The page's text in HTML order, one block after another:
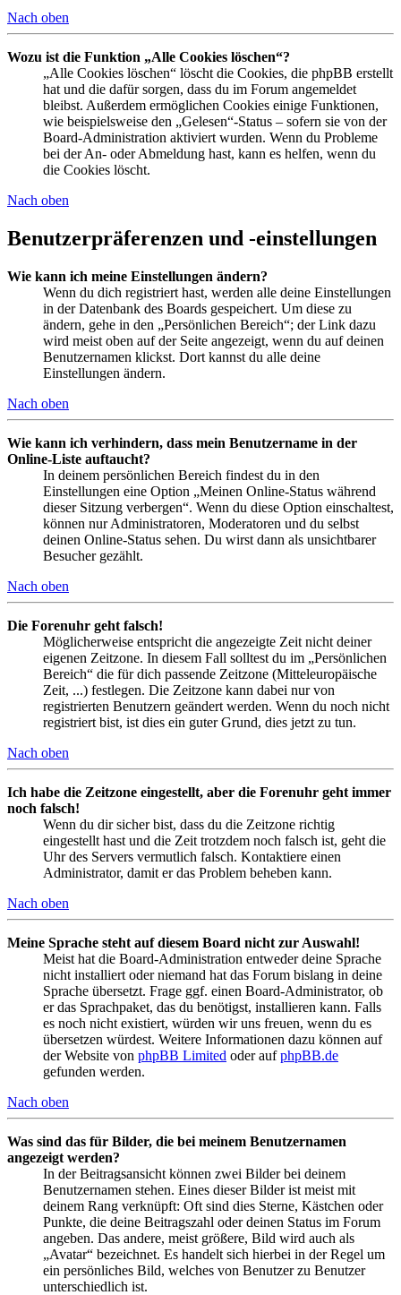
Nach oben
Wozu ist die Funktion „Alle Cookies löschen“?
„Alle Cookies löschen“ löscht die Cookies, die phpBB erstellt
hat und die dafür sorgen, dass du im Forum angemeldet
bleibst. Außerdem ermöglichen Cookies einige Funktionen,
wie beispielsweise den „Gelesen“-Status – sofern sie von der
Board-Administration aktiviert wurden. Wenn du Probleme
bei der An- oder Abmeldung hast, kann es helfen, wenn du
die Cookies löscht.
Nach oben
Benutzerpräferenzen und -einstellungen
Wie kann ich meine Einstellungen ändern?
Wenn du dich registriert hast, werden alle deine Einstellungen
in der Datenbank des Boards gespeichert. Um diese zu
ändern, gehe in den „Persönlichen Bereich“; der Link dazu
wird meist oben auf der Seite angezeigt, wenn du auf deinen
Benutzernamen klickst. Dort kannst du alle deine
Einstellungen ändern.
Nach oben
Wie kann ich verhindern, dass mein Benutzername in der
Online-Liste auftaucht?
In deinem persönlichen Bereich findest du in den
Einstellungen eine Option „Meinen Online-Status während
dieser Sitzung verbergen“. Wenn du diese Option einschaltest,
können nur Administratoren, Moderatoren und du selbst
deinen Online-Status sehen. Du wirst dann als unsichtbarer
Besucher gezählt.
Nach oben
Die Forenuhr geht falsch!
Möglicherweise entspricht die angezeigte Zeit nicht deiner
eigenen Zeitzone. In diesem Fall solltest du im „Persönlichen
Bereich“ die für dich passende Zeitzone (Mitteleuropäische
Zeit, ...) festlegen. Die Zeitzone kann dabei nur von
registrierten Benutzern geändert werden. Wenn du noch nicht
registriert bist, ist dies ein guter Grund, dies jetzt zu tun.
Nach oben
Ich habe die Zeitzone eingestellt, aber die Forenuhr geht immer
noch falsch!
Wenn du dir sicher bist, dass du die Zeitzone richtig
eingestellt hast und die Zeit trotzdem noch falsch ist, geht die
Uhr des Servers vermutlich falsch. Kontaktiere einen
Administrator, damit er das Problem beheben kann.
Nach oben
Meine Sprache steht auf diesem Board nicht zur Auswahl!
Meist hat die Board-Administration entweder deine Sprache
nicht installiert oder niemand hat das Forum bislang in deine
Sprache übersetzt. Frage ggf. einen Board-Administrator, ob
er das Sprachpaket, das du benötigst, installieren kann. Falls
es noch nicht existiert, würden wir uns freuen, wenn du es
übersetzen würdest. Weitere Informationen dazu können auf
der Website von phpBB Limited oder aufphpBB.de
gefunden werden.
Nach oben
Was sind das für Bilder, die bei meinem Benutzernamen
angezeigt werden?
In der Beitragsansicht können zwei Bilder bei deinem
Benutzernamen stehen. Eines dieser Bilder ist meist mit
deinem Rang verknüpft: Oft sind dies Sterne, Kästchen oder
Punkte, die deine Beitragszahl oder deinen Status im Forum
angeben. Das andere, meist größere, Bild wird auch als
„Avatar“ bezeichnet. Es handelt sich hierbei in der Regel um
ein persönliches Bild, welches von Benutzer zu Benutzer
unterschiedlich ist.